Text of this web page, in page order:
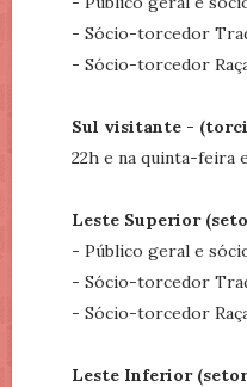
- Sócio-torcedor
- Sócio-torcedor
Sul visitante -
22h e na quinta-feira
Leste Superior
- Público geral e
- Sócio-torcedor
- Sócio-torcedor
Leste Inferior